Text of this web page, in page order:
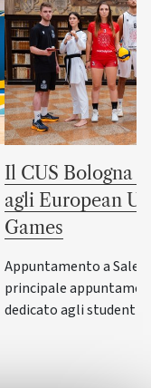
Il CUS Bologna
agli European
Games
Appuntamento a
principale
dedicato agli